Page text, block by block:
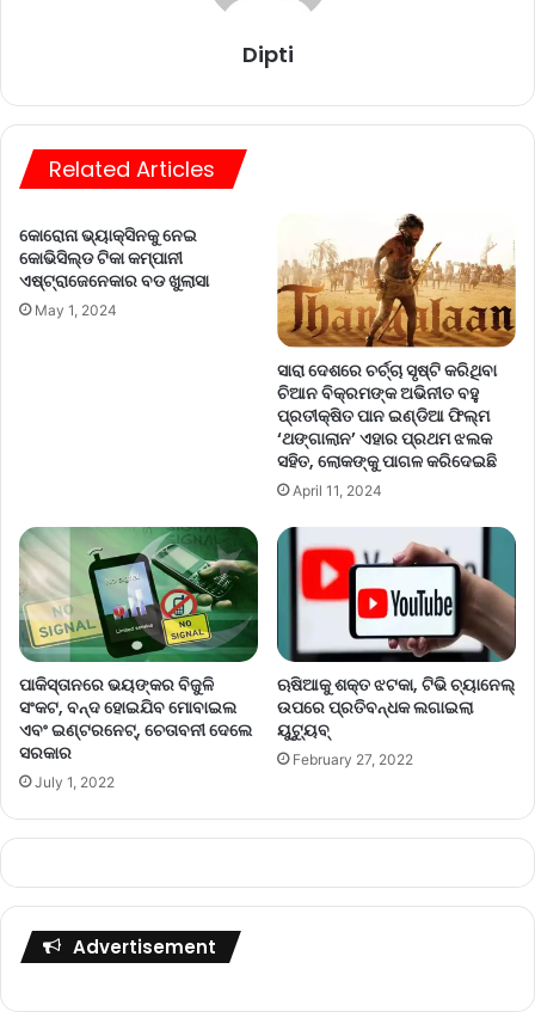
Dipti
Related Articles
କୋରୋନା ଭ୍ୟାକ୍ସିନକୁ ନେଇ
କୋଭିସିଲ୍ଡ ଟିକା କମ୍ପାନୀ
ଏଷ୍ଟ୍ରାଜେନେକାର ବଡ ଖୁଲାସା
May 1, 2024
ସାରା ଦେଶରେ ଚର୍ଚ୍ଚା ସୃଷ୍ଟି କରିଥିବା
ଚିଆନ ବିକ୍ରମଙ୍କ ଅଭିନୀତ ବହୁ
ପ୍ରତୀକ୍ଷିତ ପାନ ଇଣ୍ଡିଆ ଫିଲ୍ମ
‘ଥଙ୍ଗାଲାନ’ ଏହାର ପ୍ରଥମ ଝଲକ
ସହିତ, ଲୋକଙ୍କୁ ପାଗଳ କରିଦେଇଛି
April 11, 2024
ପାକିସ୍ତାନରେ ଭୟଙ୍କର ବିଜୁଳି
ସଂକଟ, ବନ୍ଦ ହୋଇଯିବ ମୋବାଇଲ
ଏବଂ ଇଣ୍ଟରନେଟ୍, ଚେତାବନୀ ଦେଲେ
ସରକାର
July 1, 2022
ଋଷିଆକୁ ଶକ୍ତ ଝଟକା, ଟିଭି ଚ୍ୟାନେଲ୍‌
ଉପରେ ପ୍ରତିବନ୍ଧକ ଲଗାଇଲା
ୟୁଟ୍ୟୁବ୍‌
February 27, 2022
Advertisement